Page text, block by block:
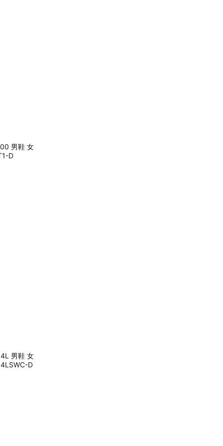
男鞋 女
D
男鞋 女
D